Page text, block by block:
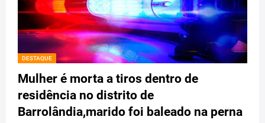
DESTAQUE
Mulher é morta a tiros dentro de
residência no distrito de
Barrolândia,marido foi baleado na perna